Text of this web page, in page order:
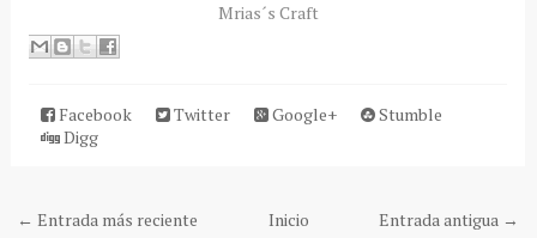
Mrias´s Craft
Facebook Twitter Google+
Stumble
Digg
← Entrada más reciente Entrada antigua →
Inicio